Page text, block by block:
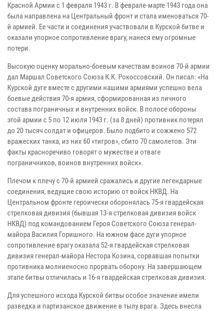
Красной Армии с 1 февраля 1943 г. В феврале-марте 1943 года она
была направлена на Центральный фронт и стала именоваться 70-
й армией. Ее части и соединения участвовали в Курской битве и
оказали упорное сопротивление врагу, нанеся ему огромные
потери.
Высокую оценку морально-боевым качествам воинов 70-й армии
дал Маршал Советского Союза К.К. Рокоссовский. Он писал: «На
Курской дуге вместе с другими нашими армиями успешно вела
боевые действия 70-я армия, сформированная из личного
состава пограничных и внутренних войск. В полосе обороны
этой армии с 5 по 12 июля 1943 г. (за 8 дней) противник потерял
до 20 тысяч солдат и офицеров. Было подбито и сожжено 572
вражеских танка, из них 60 «тигров», сбито 70 самолетов. Эти
факты красноречиво говорят о мужестве и отваге
пограничников, воинов внутренних войск».
Плечом к плечу с 70-й армией сражались и другие легендарные
соединения, ведущие свою историю от войск НКВД. На
Центральном фронте героически оборонялась 75-я гвардейская
стрелковая дивизия (бывшая 13-я стрелковая дивизия войск
НКВД) под командованием Героя Советского Союза генерал-
майора Василия Горишного. На южном фасе дуги упорное
сопротивление врагу оказала 52-я гвардейская стрелковая
дивизия генерал-майора Нестора Козина, сорвавшая попытки
противника молниеносно прорвать оборону. На завершающем
этапе битвы отличилась и 16-я гвардейская стрелковая дивизия.
Для успешного исхода Курской битвы особое значение имели
разведка и партизанское движение в тылу врага. Здесь внесла